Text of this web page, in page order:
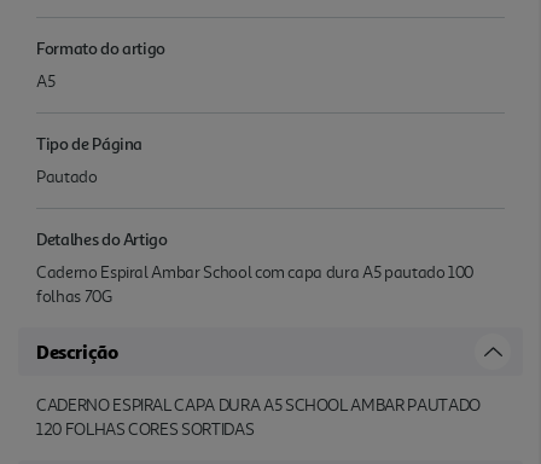
Formato do artigo
A5
Tipo de Página
Pautado
Detalhes do Artigo
Caderno Espiral Ambar School com capa dura A5 pautado 100
folhas 70G
Descrição
CADERNO ESPIRAL CAPA DURA A5 SCHOOL AMBAR PAUTADO
120 FOLHAS CORES SORTIDAS